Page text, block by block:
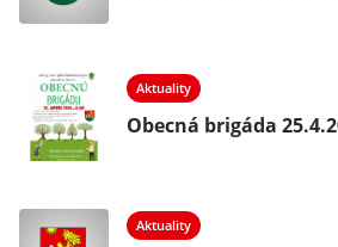
Aktuality
Obecná brigáda
Aktuality